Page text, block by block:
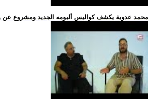
.. محمد عدوية يكشف كواليس ألبومه الجديد ومشروع عن